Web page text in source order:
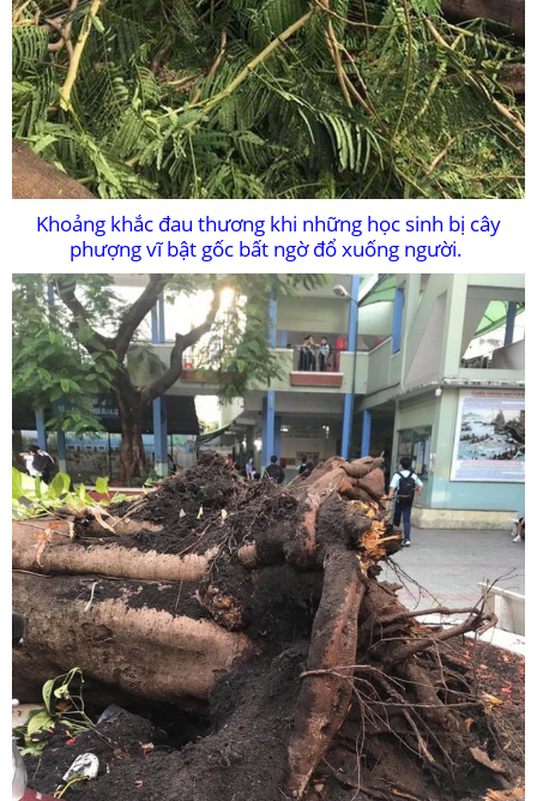
Khoảng khắc đau thương khi những học sinh bị cây
phượng vĩ bật gốc bất ngờ đổ xuống người.